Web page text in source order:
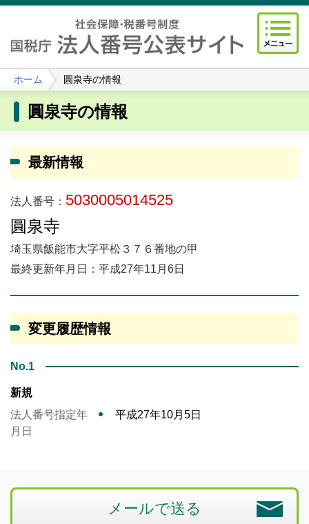
ホーム 圓泉寺の情報
圓泉寺の情報
最新情報
法人番号： 5030005014525
圓泉寺
埼玉県飯能市大字平松３７６番地の甲
最終更新年月日：平成27年11月6日
変更履歴情報
No.1
新規
法人番号指定年
月日
平成27年10月5日
メールで送る